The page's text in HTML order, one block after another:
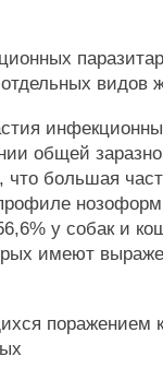
видов
общей
большая
нозоформ
у собак и
имеют
поражением